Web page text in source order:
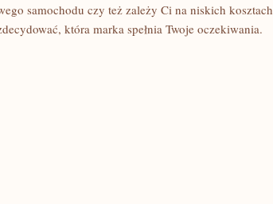
samochodu czy‌ też zależy‍ Ci ‌na ⁣niskich kosztach
która ⁤marka spełnia Twoje ⁢oczekiwania.